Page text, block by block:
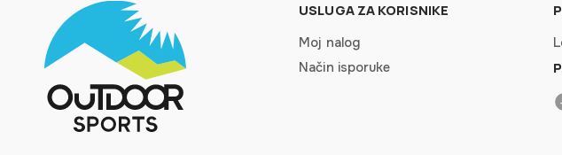
USLUGA ZA KORISNIKE
Moj nalog
Način isporuke